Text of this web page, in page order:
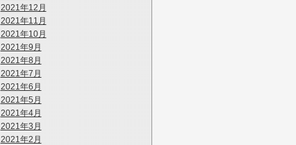
2021年12月
2021年11月
2021年10月
2021年9月
2021年8月
2021年7月
2021年6月
2021年5月
2021年4月
2021年3月
2021年2月